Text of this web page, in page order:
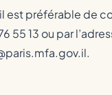
il est préférable de
55 13 ou par